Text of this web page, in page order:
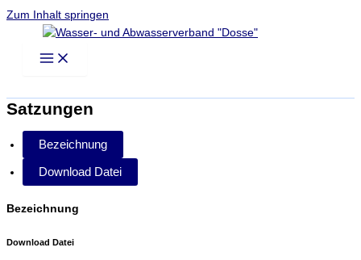
Zum Inhalt springen
Satzungen
Bezeichnung
Download Datei
Bezeichnung
Download Datei